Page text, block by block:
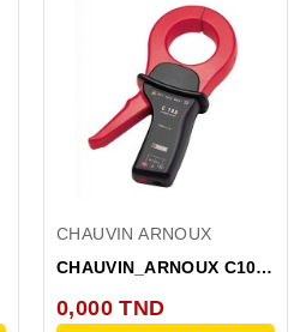
CHAUVIN ARNOUX
CHAUVIN_ARNOUX C107
AMPEREMETRIQUE...
0,000 TND